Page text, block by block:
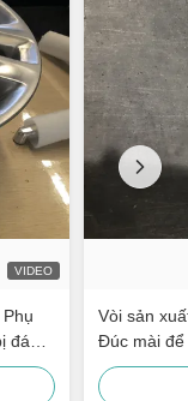
VIDEO
Vòi sản
Đúc mài để